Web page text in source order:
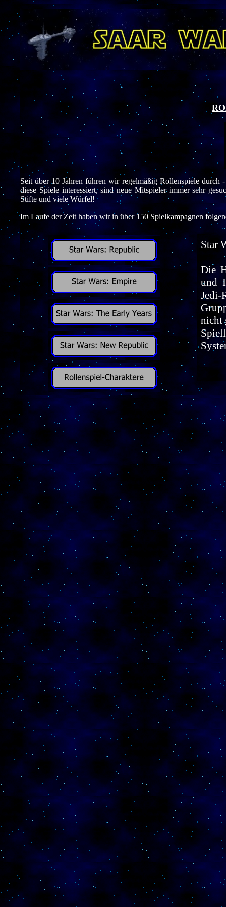
Seit über 10 Jahren führen wir regelmäßig Rollenspiele
diese Spiele interessiert, sind neue Mitspieler immer sehr
Stifte und viele Würfel!
Im Laufe der Zeit haben wir in über 150 Spielkampagnen